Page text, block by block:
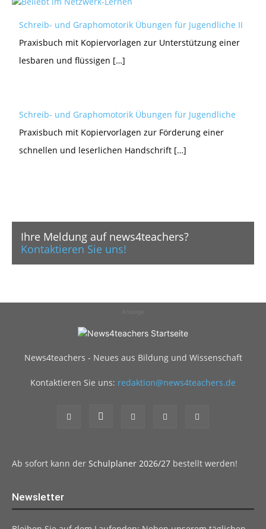
Schreib- und Graphomotorik Übungen für Jugendliche II
Praxisbuch mit Kopiervorlagen zur Unterstützung einer
lesbaren und flüssigen […]
Schreib- und Graphomotorik Übungen für Jugendliche
Praxisbuch mit Kopiervorlagen zur Förderung einer
schnellen und leserlichen Handschrift […]
Ihre Meldung auf news4teachers?
Kontaktieren Sie uns!
News4teachers - Neues aus Bildung und Wissenschaft
Kontaktieren Sie uns: redaktion@news4teachers.de
Ab sofort kann der Schulplaner 2026/27 bestellt werden!
Newsletter